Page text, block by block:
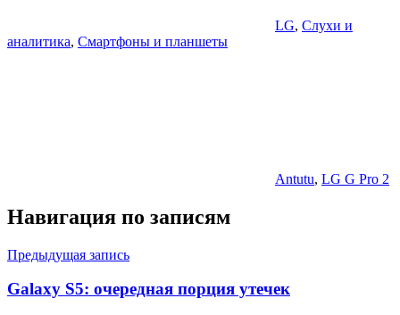
LG, Слухи и
аналитика, Смартфоны и планшеты
Antutu, LG G Pro 2
Навигация по записям
Предыдущая запись
Galaxy S5: очередная порция утечек